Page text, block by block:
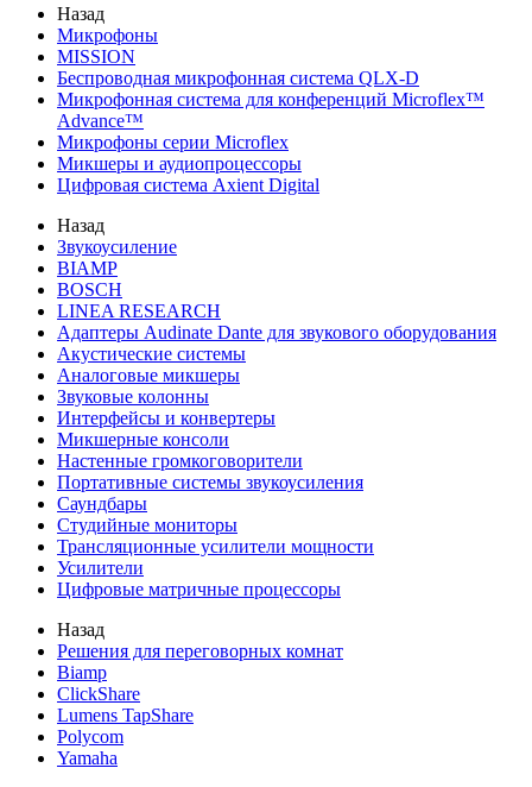
Назад
Микрофоны
MISSION
Беспроводная микрофонная система QLX-D
Микрофонная система для конференций Microflex™
Advance™
Микрофоны серии Microflex
Микшеры и аудиопроцессоры
Цифровая система Axient Digital
Назад
Звукоусиление
BIAMP
BOSCH
LINEA RESEARCH
Адаптеры Audinate Dante для звукового оборудования
Акустические системы
Аналоговые микшеры
Звуковые колонны
Интерфейсы и конвертеры
Микшерные консоли
Настенные громкоговорители
Портативные системы звукоусиления
Саундбары
Студийные мониторы
Трансляционные усилители мощности
Усилители
Цифровые матричные процессоры
Назад
Решения для переговорных комнат
Biamp
ClickShare
Lumens TapShare
Polycom
Yamaha